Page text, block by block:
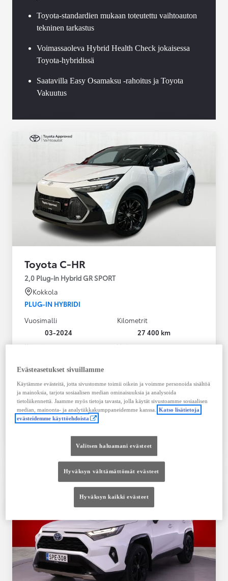
Toyota-standardien mukaan toteutettu vaihtoauton
tekninen tarkastus
Voimassaoleva Hybrid Health Check jokaisessa
Toyota-hybridissä
Saatavilla Easy Osamaksu -rahoitus ja Toyota
Vakuutus
Toyota C-HR
2,0 Plug-in Hybrid GR SPORT
Kokkola
PLUG-IN HYBRIDI
Vuosimalli
03-2024
Kilometrit
27 400 km
Käyttövoima
Bensiini
Vaihteisto
Näytä lisää
36 900,00 €
Tutustu autoon
Vertaile
Evästeasetukset sivuillamme
Käytämme evästeitä, jotta sivustomme toimii oikein ja voimme personoida sisältöä
ja mainoksia, tarjota sosiaalisen median ominaisuuksia ja analysoida
tietoliikennettä. Jaamme myös tietoja tavasta, jolla käytät sivustoamme sosiaalisen
median, mainonta- ja analytiikkakumppaneidemme kanssa. Katso lisätietoja
evästeidemme käyttöehdoista
Valitsen haluamani evästeet
Hyväksyn välttämättömät evästeet
Hyväksyn kaikki evästeet